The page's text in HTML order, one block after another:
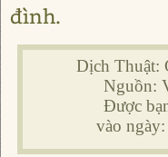
đình.
Dịch Thuật:
Nguồn:
Được
vào